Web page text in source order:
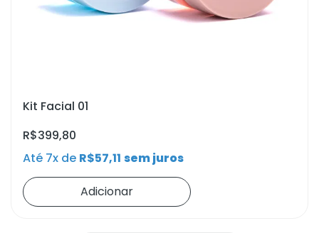
Kit Facial 01
R$399,80
Até 7x de R$57,11 sem juros
Adicionar